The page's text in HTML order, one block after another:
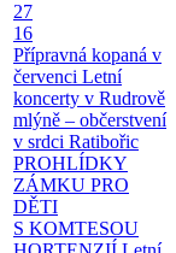
27
16
Přípravná kopaná v
červenci Letní
koncerty v Rudrově
mlýně – občerstvení
v srdci Ratibořic
PROHLÍDKY
ZÁMKU PRO
DĚTI
S KOMTESOU